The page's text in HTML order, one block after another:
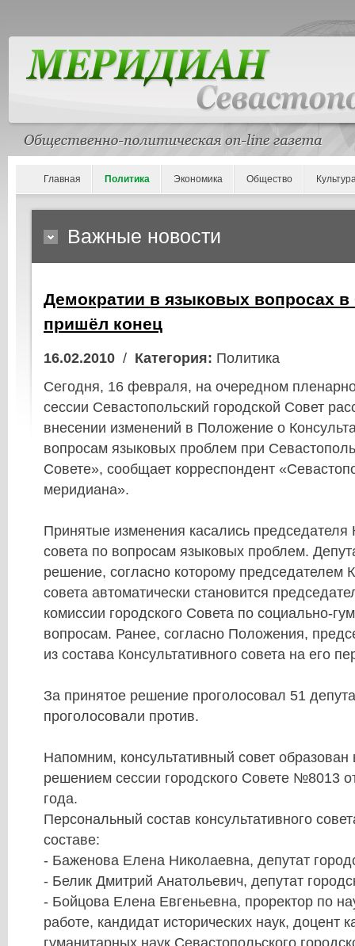
Главная Политика Экономика Общество
Важные новости
Демократии в языковых вопросах в
пришёл конец
16.02.2010 / Категория: Политика
Сегодня, 16 февраля, на очередном
сессии Севастопольский городской Совет
внесении изменений в Положение о
вопросам языковых проблем при
Совете», сообщает корреспондент
меридиана».
Принятые изменения касались председателя
совета по вопросам языковых проблем.
решение, согласно которому председателем
совета автоматически становится
комиссии городского Совета по социально-
вопросам. Ранее, согласно Положения,
из состава Консультативного совета на его
За принятое решение проголосовал 51
проголосовали против.
Напомним, консультативный совет образован
решением сессии городского Совете №8013
года.
Персональный состав консультативного
составе:
- Баженова Елена Николаевна, депутат
- Белик Дмитрий Анатольевич, депутат
- Бойцова Елена Евгеньевна, проректор по
работе, кандидат исторических наук, доцент
гуманитарных наук Севастопольского